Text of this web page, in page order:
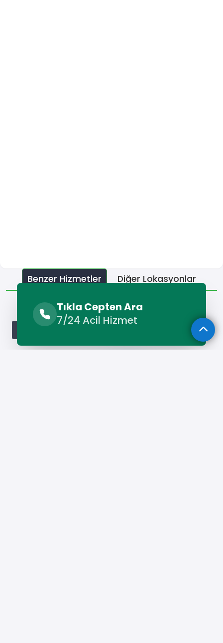
Tıkla Cepten Ara
7/24 Acil Hizmet
Benzer Hizmetler Diğer Lokasyonlar
Benzer Hizmetler
Altınordu Camcı